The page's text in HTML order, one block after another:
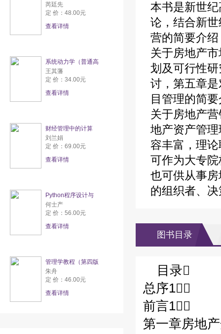
芮廷先
定 价：48.00元
查看详情
系统动力学（普通高
王其藩
定 价：34.00元
查看详情
财经管理中的计算
刘兰娟
定 价：69.00元
查看详情
Python程序设计与
何士产
定 价：56.00元
查看详情
管理学教程（第四版
朱舟
定 价：46.00元
查看详情
本书是新世
论，结合新
营的简要介
关于房地产
划及可行性
讨，第五章
目管理的简
关于房地产
地产资产管
容丰富，理
可作为大专
也可供从事
的组织者、
图书目录
目录
总序1
前言1
第一章房地